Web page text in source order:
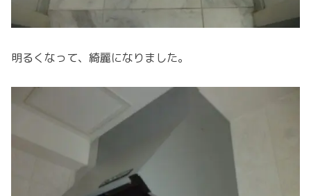
明るくなって、綺麗になりました。